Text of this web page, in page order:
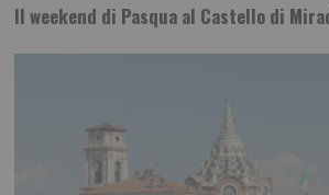
Il weekend di Pasqua al Castello di